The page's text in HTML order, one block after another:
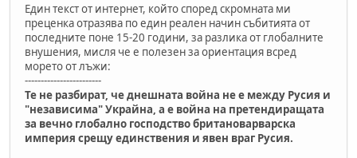
Един текст от интернет, който според скромната ми
преценка отразява по един реален начин събитията от
последните поне 15-20 години, за разлика от глобалните
внушения, мисля че е полезен за ориентация всред
морето от лъжи:
------------------------
Те не разбират, че днешната война не е между Русия и
"независима" Украйна, а е война на претендиращата
за вечно глобално господство британоварварска
империя срещу единствения и явен враг Русия.